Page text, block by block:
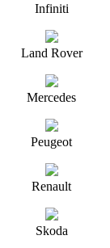
Infiniti
Land Rover
Mercedes
Peugeot
Renault
Skoda